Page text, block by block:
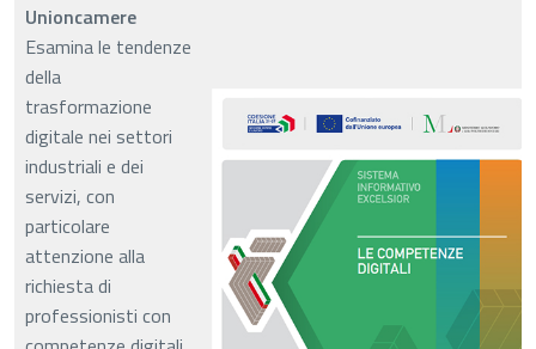
Unioncamere
Esamina le tendenze
della
trasformazione
digitale nei settori
industriali e dei
servizi, con
particolare
attenzione alla
richiesta di
professionisti con